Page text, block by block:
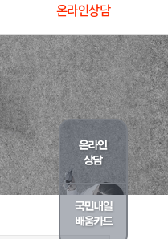
온라인상담